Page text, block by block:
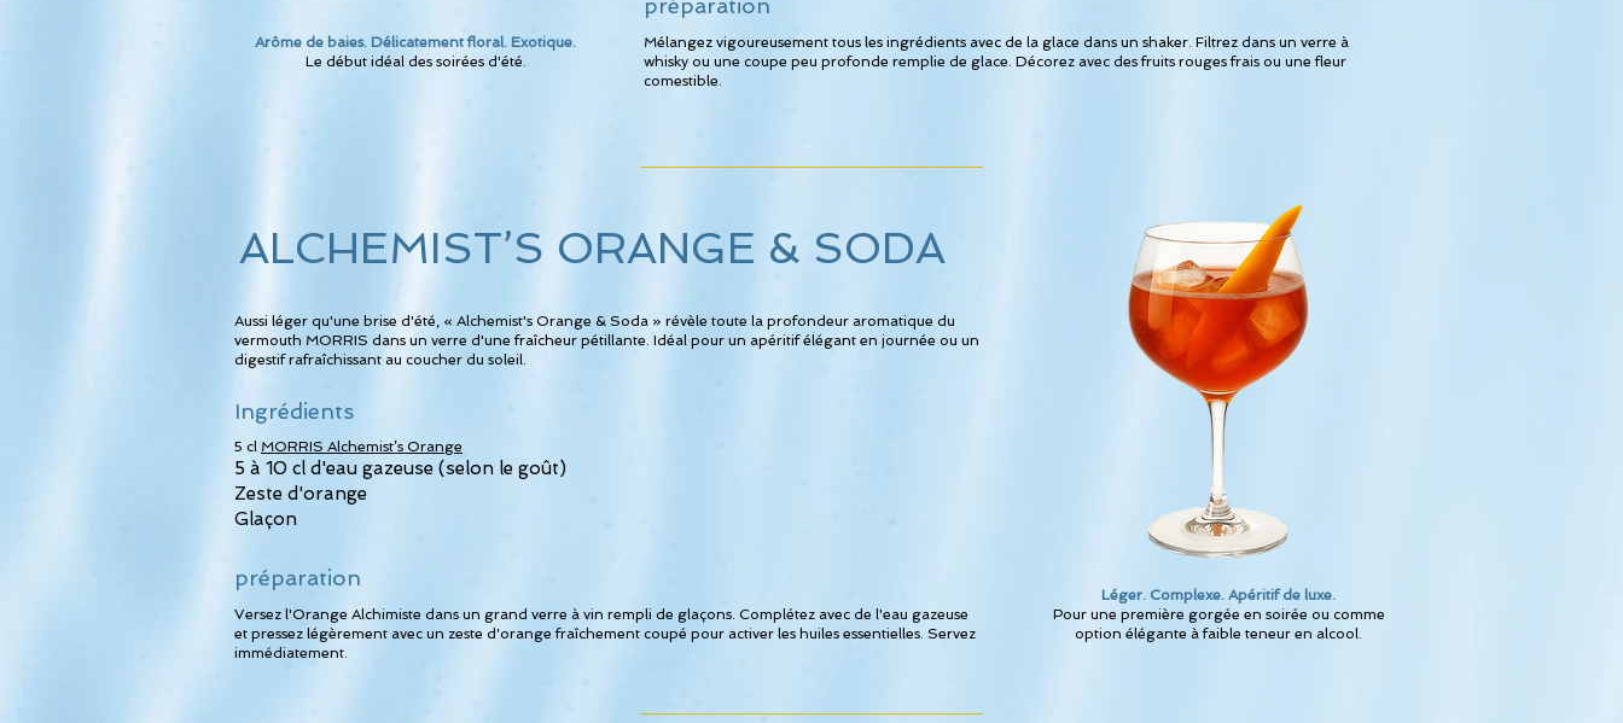
Arôme de baies. Délicatement floral. Exotique.
Le début idéal des soirées d'été.
préparation
Mélangez vigoureusement tous les ingrédients avec de la glace dans un shaker. Filtrez dans un verre à
whisky ou une coupe peu profonde remplie de glace. Décorez avec des fruits rouges frais ou une fleur
comestible.
ALCHEMIST’S ORANGE & SODA
Aussi léger qu'une brise d'été, « Alchemist's Orange & Soda » révèle toute la profondeur aromatique du
vermouth MORRIS dans un verre d'une fraîcheur pétillante. Idéal pour un apéritif élégant en journée ou un
digestif rafraîchissant au coucher du soleil.
Ingrédients
5 cl MORRIS Alchemist’s Orange
5 à 10 cl d'eau gazeuse (selon le goût)
Zeste d'orange
Glaçon
préparation
Versez l'Orange Alchimiste dans un grand verre à vin rempli de glaçons. Complétez avec de l'eau gazeuse
et pressez légèrement avec un zeste d'orange fraîchement coupé pour activer les huiles essentielles. Servez
immédiatement.
Léger. Complexe. Apéritif de luxe.
Pour une première gorgée en soirée ou comme
option élégante à faible teneur en alcool.